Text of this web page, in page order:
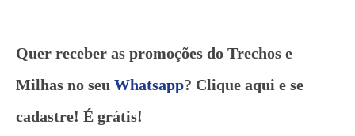
Quer receber as promoções do Trechos e
Milhas no seu Whatsapp? Clique aqui e se
cadastre! É grátis!